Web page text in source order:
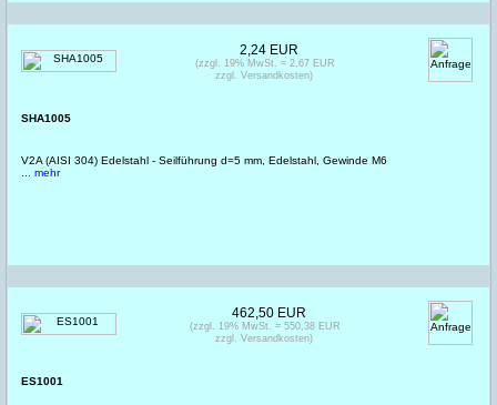
SHA1005
V2A (AISI 304) Edelstahl - Seilführung d=5 mm, Edelstahl, Gewinde M6
... mehr
2,24 EUR
(zzgl. 19% MwSt. = 2,67 EUR
zzgl. Versandkosten)
ES1001
462,50 EUR
(zzgl. 19% MwSt. = 550,38 EUR
zzgl. Versandkosten)